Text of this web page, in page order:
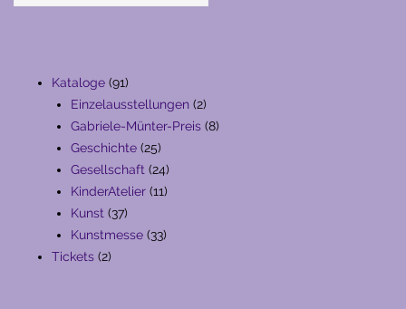
Kataloge 9191
Produkte
Einzelausstellungen 22
Produkte
Gabriele-Münter-Preis 88
Geschichte 2525
Produkte
Gesellschaft 2424
Produkte
KinderAtelier 1111
Kunst 3737
Produkte
Kunstmesse 3333
Tickets 22